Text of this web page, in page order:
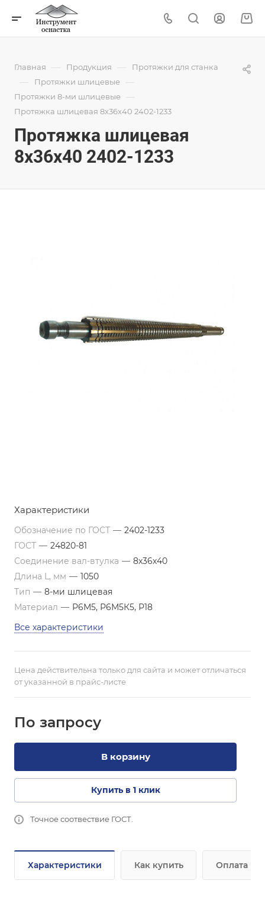
Главная — Продукция — Протяжки для станка
— Протяжки шлицевые —
Протяжки 8-ми шлицевые —
Протяжка шлицевая 8x36x40 2402-1233
Протяжка шлицевая
8x36x40 2402-1233
Характеристики
Обозначение по ГОСТ — 2402-1233
ГОСТ — 24820-81
Соединение вал-втулка — 8х36х40
Длина L, мм — 1050
Тип — 8-ми шлицевая
Материал — Р6М5, Р6М5К5, Р18
Все характеристики
Цена действительна только для сайта и может отличаться
от указанной в прайс-листе
По запросу
В корзину
Купить в 1 клик
Точное соотвествие ГОСТ.
Характеристики Как купить Оплата